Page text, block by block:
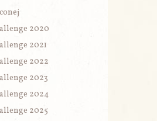
2020
2021
2022
2023
2024
2025